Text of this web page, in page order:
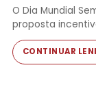
O Dia Mundial
proposta
CONTINUAR